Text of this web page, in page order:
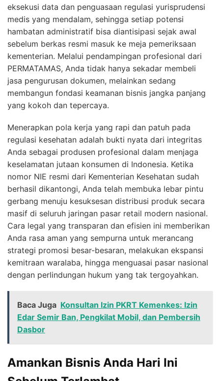
eksekusi data dan penguasaan regulasi yurisprudensi
medis yang mendalam, sehingga setiap potensi
hambatan administratif bisa diantisipasi sejak awal
sebelum berkas resmi masuk ke meja pemeriksaan
kementerian. Melalui pendampingan profesional dari
PERMATAMAS, Anda tidak hanya sekadar membeli
jasa pengurusan dokumen, melainkan sedang
membangun fondasi keamanan bisnis jangka panjang
yang kokoh dan tepercaya.
Menerapkan pola kerja yang rapi dan patuh pada
regulasi kesehatan adalah bukti nyata dari integritas
Anda sebagai produsen profesional dalam menjaga
keselamatan jutaan konsumen di Indonesia. Ketika
nomor NIE resmi dari Kementerian Kesehatan sudah
berhasil dikantongi, Anda telah membuka lebar pintu
gerbang menuju kesuksesan distribusi produk secara
masif di seluruh jaringan pasar retail modern nasional.
Cara legal yang transparan dan efisien ini memberikan
Anda rasa aman yang sempurna untuk merancang
strategi promosi besar-besaran, melakukan ekspansi
kemitraan waralaba, hingga menguasai pasar nasional
dengan perlindungan hukum yang tak tergoyahkan.
Baca Juga Konsultan Izin PKRT Kemenkes: Izin
Edar Semir Ban, Pengkilat Mobil, dan Pembersih
Dasbor
Amankan Bisnis Anda Hari Ini